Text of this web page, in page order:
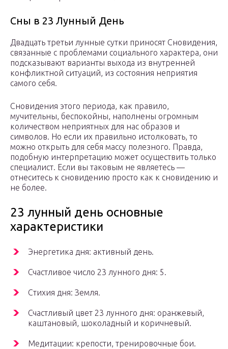
Сны в 23 Лунный День
Двадцать третьи лунные сутки приносят Сновидения,
связанные с проблемами социального характера, они
подсказывают варианты выхода из внутренней
конфликтной ситуаций, из состояния неприятия
самого себя.
Сновидения этого периода, как правило,
мучительны, беспокойны, наполнены огромным
количеством неприятных для нас образов и
символов. Но если их правильно истолковать, то
можно открыть для себя массу полезного. Правда,
подобную интерпретацию может осуществить только
специалист. Если вы таковым не являетесь —
отнеситесь к сновидению просто как к сновидению и
не более.
23 лунный день основные
характеристики
Энергетика дня: активный день.
Счастливое число 23 лунного дня: 5.
Стихия дня: Земля.
Счастливый цвет 23 лунного дня: оранжевый,
каштановый, шоколадный и коричневый.
Медитации: крепости, тренировочные бои.